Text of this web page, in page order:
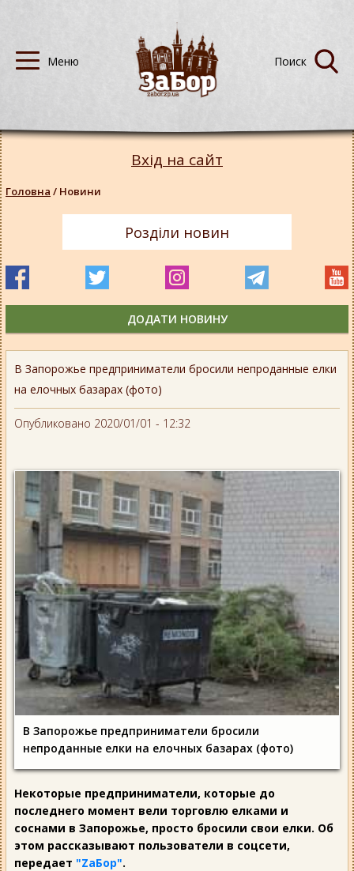
В Запорожье предприниматели бросили непроданные елки
на елочных базарах (фото)
Опубликовано 2020/01/01 - 12:32
В Запорожье предприниматели бросили
непроданные елки на елочных базарах (фото)
Некоторые предприниматели, которые до
последнего момент вели торговлю елками и
соснами в Запорожье, просто бросили свои елки. Об
этом рассказывают пользователи в соцсети,
передает "ZаБор".
Вхід на сайт
Головна / Новини
Розділи новин
ДОДАТИ НОВИНУ